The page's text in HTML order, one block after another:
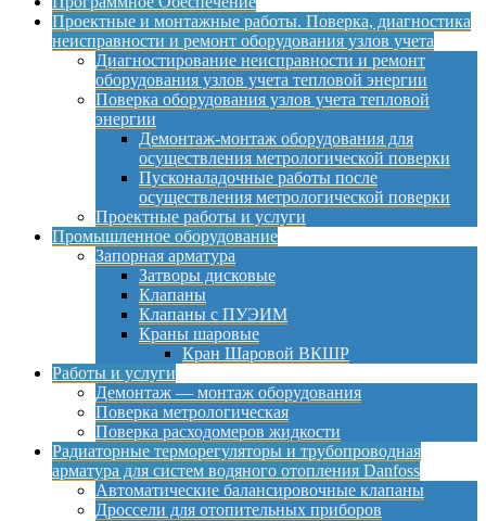
Проектные и монтажные работы. Поверка, диагностика
неисправности и ремонт оборудования узлов учета
Диагностирование неисправности и ремонт
оборудования узлов учета тепловой энергии
Поверка оборудования узлов учета тепловой
энергии
Демонтаж-монтаж оборудования для
осуществления метрологической поверки
Пусконаладочные работы после
осуществления метрологической поверки
Проектные работы и услуги
Промышленное оборудование
Запорная арматура
Затворы дисковые
Клапаны
Клапаны с ПУЭИМ
Краны шаровые
Кран Шаровой ВКШР
Работы и услуги
Демонтаж — монтаж оборудования
Поверка метрологическая
Поверка расходомеров жидкости
Радиаторные терморегуляторы и трубопроводная
арматура для систем водяного отопления Danfoss
Автоматические балансировочные клапаны
Дроссели для отопительных приборов